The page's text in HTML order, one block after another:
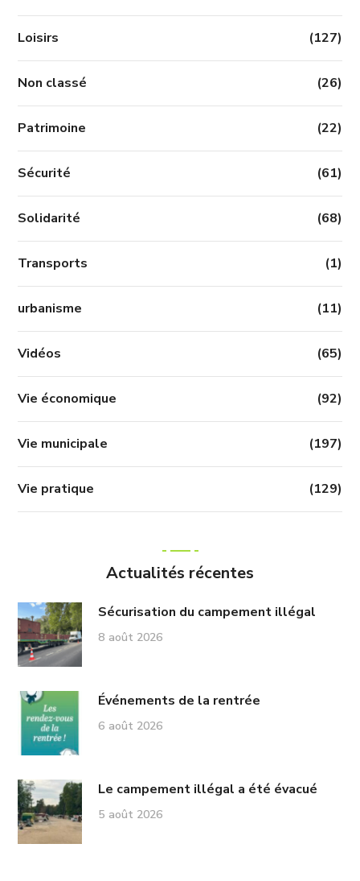
Loisirs (127)
Non classé (26)
Patrimoine (22)
Sécurité (61)
Solidarité (68)
Transports (1)
urbanisme (11)
Vidéos (65)
Vie économique (92)
Vie municipale (197)
Vie pratique (129)
Actualités récentes
Sécurisation du campement illégal
8 août 2026
Événements de la rentrée
6 août 2026
Le campement illégal a été évacué
5 août 2026